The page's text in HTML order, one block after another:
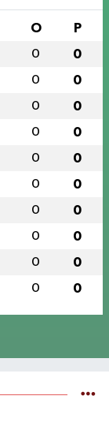
O P
0 0
0 0
0 0
0 0
0 0
0 0
0 0
0 0
0 0
0 0